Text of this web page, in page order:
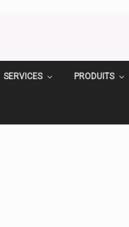
SERVICES PRODUITS